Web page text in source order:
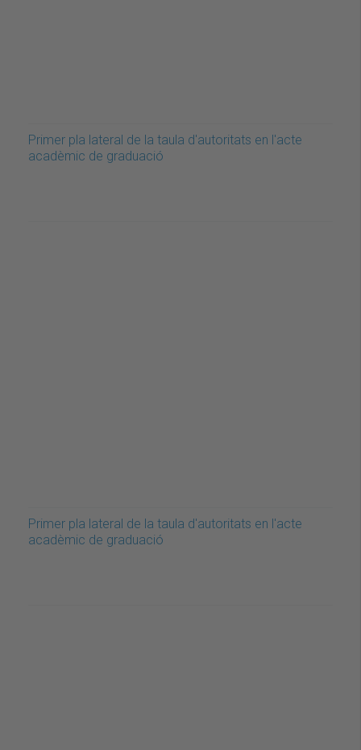
Primer pla lateral de la taula d'autoritats en l'acte
acadèmic de graduació
Primer pla lateral de la taula d'autoritats en l'acte
acadèmic de graduació